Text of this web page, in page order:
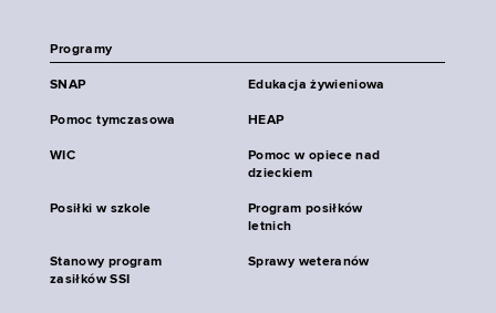
Programy
SNAP Edukacja żywieniowa
Pomoc tymczasowa HEAP
WIC
Pomoc w opiece nad
dzieckiem
Posiłki w szkole
Program posiłków
letnich
Stanowy program
zasiłków SSI
Sprawy weteranów